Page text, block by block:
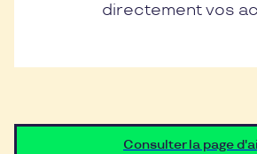
directement vos
Consulter la page